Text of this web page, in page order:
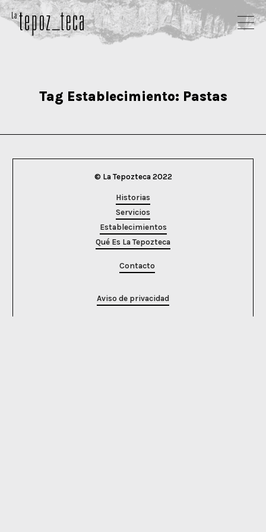
Tag Establecimiento: Pastas
© La Tepozteca 2022
Historias
Servicios
Establecimientos
Qué Es La Tepozteca
Contacto
Aviso de privacidad